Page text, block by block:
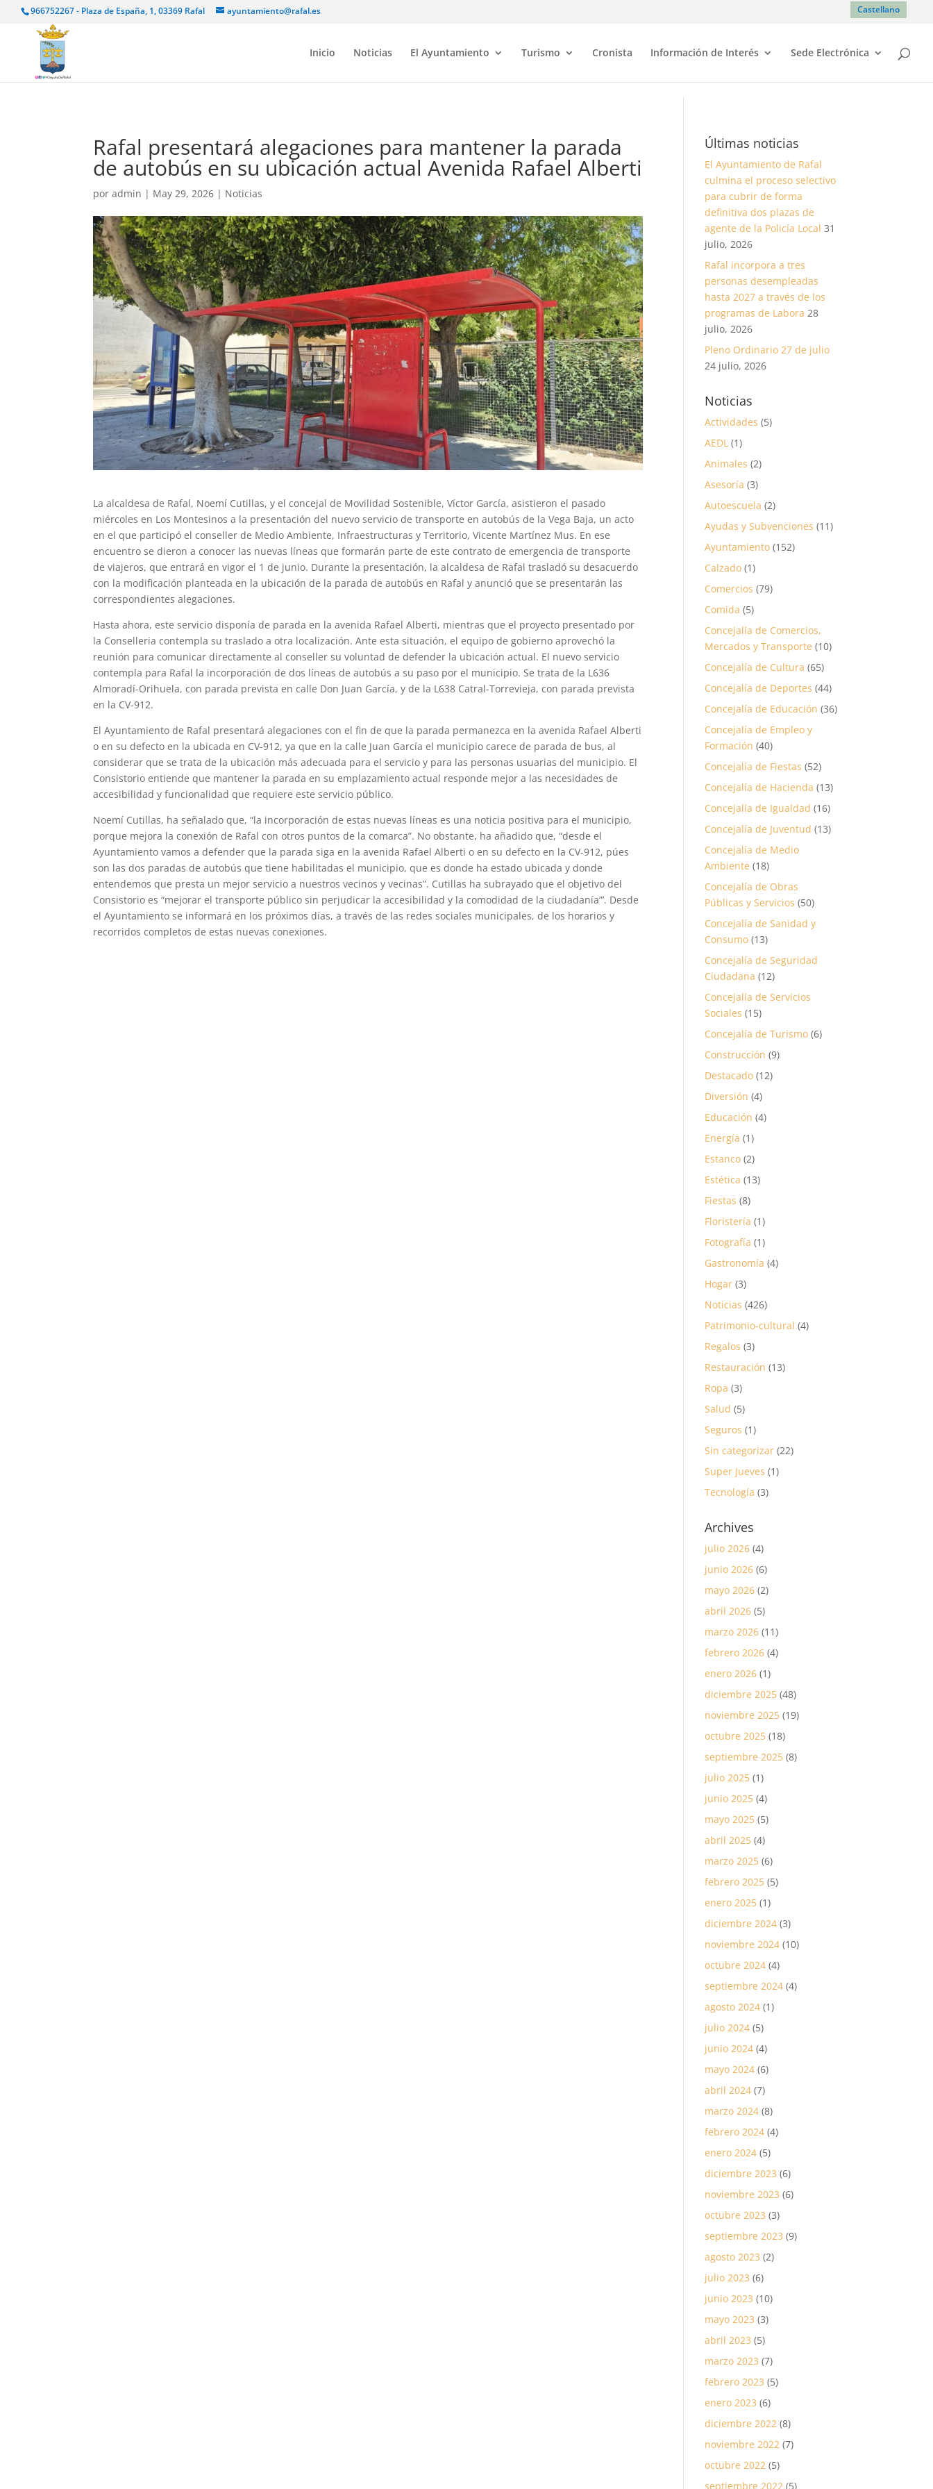
966752267 - Plaza de España, 1, 03369 Rafal ayuntamiento@rafal.es Castellano
Inicio Noticias El Ayuntamiento Turismo Cronista Información de Interés Sede Electrónica
Rafal presentará alegaciones para mantener la parada
de autobús en su ubicación actual Avenida Rafael Alberti
poradmin | May 29, 2026 | Noticias
La alcaldesa de Rafal, Noemí Cutillas, y el concejal de Movilidad Sostenible, Víctor García, asistieron el pasado
miércoles en Los Montesinos a la presentación del nuevo servicio de transporte en autobús de la Vega Baja, un acto
en el que participó el conseller de Medio Ambiente, Infraestructuras y Territorio, Vicente Martínez Mus. En ese
encuentro se dieron a conocer las nuevas líneas que formarán parte de este contrato de emergencia de transporte
de viajeros, que entrará en vigor el 1 de junio. Durante la presentación, la alcaldesa de Rafal trasladó su desacuerdo
con la modificación planteada en la ubicación de la parada de autobús en Rafal y anunció que se presentarán las
correspondientes alegaciones.
Hasta ahora, este servicio disponía de parada en la avenida Rafael Alberti, mientras que el proyecto presentado por
la Conselleria contempla su traslado a otra localización. Ante esta situación, el equipo de gobierno aprovechó la
reunión para comunicar directamente al conseller su voluntad de defender la ubicación actual. El nuevo servicio
contempla para Rafal la incorporación de dos líneas de autobús a su paso por el municipio. Se trata de la L636
Almoradí-Orihuela, con parada prevista en calle Don Juan García, y de la L638 Catral-Torrevieja, con parada prevista
en la CV-912.
El Ayuntamiento de Rafal presentará alegaciones con el fin de que la parada permanezca en la avenida Rafael Alberti
o en su defecto en la ubicada en CV-912, ya que en la calle Juan García el municipio carece de parada de bus, al
considerar que se trata de la ubicación más adecuada para el servicio y para las personas usuarias del municipio. El
Consistorio entiende que mantener la parada en su emplazamiento actual responde mejor a las necesidades de
accesibilidad y funcionalidad que requiere este servicio público.
Noemí Cutillas, ha señalado que, “la incorporación de estas nuevas líneas es una noticia positiva para el municipio,
porque mejora la conexión de Rafal con otros puntos de la comarca”. No obstante, ha añadido que, “desde el
Ayuntamiento vamos a defender que la parada siga en la avenida Rafael Alberti o en su defecto en la CV-912, púes
son las dos paradas de autobús que tiene habilitadas el municipio, que es donde ha estado ubicada y donde
entendemos que presta un mejor servicio a nuestros vecinos y vecinas”. Cutillas ha subrayado que el objetivo del
Consistorio es “mejorar el transporte público sin perjudicar la accesibilidad y la comodidad de la ciudadanía”’. Desde
el Ayuntamiento se informará en los próximos días, a través de las redes sociales municipales, de los horarios y
recorridos completos de estas nuevas conexiones.
Últimas noticias
El Ayuntamiento de Rafal
culmina el proceso selectivo
para cubrir de forma
definitiva dos plazas de
agente de la Policía Local 31
julio, 2026
Rafal incorpora a tres
personas desempleadas
hasta 2027 a través de los
programas de Labora 28
julio, 2026
Pleno Ordinario 27 de julio
24 julio, 2026
Noticias
Actividades (5)
AEDL (1)
Animales (2)
Asesoría (3)
Autoescuela (2)
Ayudas y Subvenciones (11)
Ayuntamiento (152)
Calzado (1)
Comercios (79)
Comida (5)
Concejalía de Comercios,
Mercados y Transporte (10)
Concejalía de Cultura (65)
Concejalía de Deportes (44)
Concejalía de Educación (36)
Concejalía de Empleo y
Formación (40)
Concejalía de Fiestas (52)
Concejalía de Hacienda (13)
Concejalía de Igualdad (16)
Concejalía de Juventud (13)
Concejalía de Medio
Ambiente (18)
Concejalía de Obras
Públicas y Servicios (50)
Concejalía de Sanidad y
Consumo (13)
Concejalía de Seguridad
Ciudadana (12)
Concejalía de Servicios
Sociales (15)
Concejalía de Turismo (6)
Construcción (9)
Destacado (12)
Diversión (4)
Educación (4)
Energía (1)
Estanco (2)
Estética (13)
Fiestas (8)
Floristería (1)
Fotografía (1)
Gastronomía (4)
Hogar (3)
Noticias (426)
Patrimonio-cultural (4)
Regalos (3)
Restauración (13)
Ropa (3)
Salud (5)
Seguros (1)
Sin categorizar (22)
Super Jueves (1)
Tecnología (3)
Archives
julio 2026 (4)
junio 2026 (6)
mayo 2026 (2)
abril 2026 (5)
marzo 2026 (11)
febrero 2026 (4)
enero 2026 (1)
diciembre 2025 (48)
noviembre 2025 (19)
octubre 2025 (18)
septiembre 2025 (8)
julio 2025 (1)
junio 2025 (4)
mayo 2025 (5)
abril 2025 (4)
marzo 2025 (6)
febrero 2025 (5)
enero 2025 (1)
diciembre 2024 (3)
noviembre 2024 (10)
octubre 2024 (4)
septiembre 2024 (4)
agosto 2024 (1)
julio 2024 (5)
junio 2024 (4)
mayo 2024 (6)
abril 2024 (7)
marzo 2024 (8)
febrero 2024 (4)
enero 2024 (5)
diciembre 2023 (6)
noviembre 2023 (6)
octubre 2023 (3)
septiembre 2023 (9)
agosto 2023 (2)
julio 2023 (6)
junio 2023 (10)
mayo 2023 (3)
abril 2023 (5)
marzo 2023 (7)
febrero 2023 (5)
enero 2023 (6)
diciembre 2022 (8)
noviembre 2022 (7)
octubre 2022 (5)
septiembre 2022 (5)